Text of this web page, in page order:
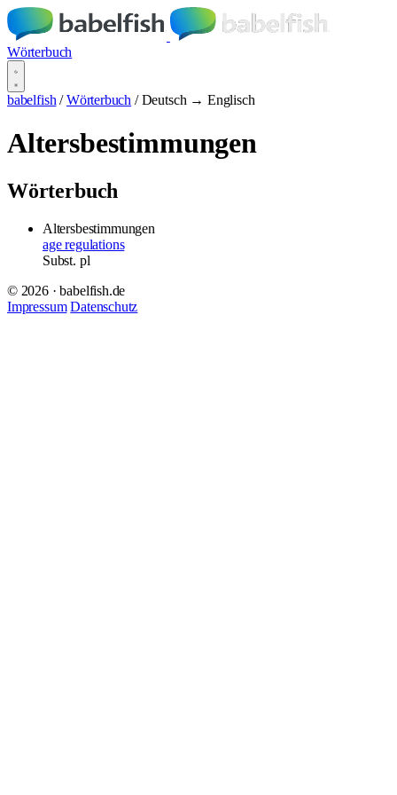
Wörterbuch
babelfish / Wörterbuch / Deutsch → Englisch
Altersbestimmungen
Wörterbuch
Altersbestimmungen
age regulations
Subst. pl
© 2026 · babelfish.de
Impressum Datenschutz